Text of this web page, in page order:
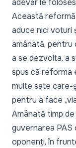
adevăr le
Această
aduce nici voturi
amânată, pentru
a se dezvolta, a
spus că reforma
multe sate care-
pentru a face
Amânată timp
guvernarea
oponenți, în